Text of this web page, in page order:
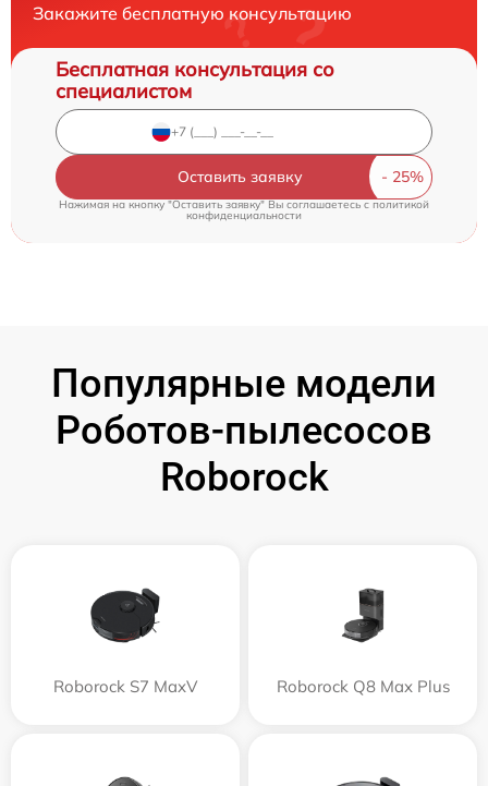
Закажите бесплатную консультацию
Бесплатная консультация со
специалистом
Оставить заявку
Нажимая на кнопку "Оставить заявку" Вы соглашаетесь cполитикой
конфиденциальности
Популярные модели
Роботов-пылесосов
Roborock
Roborock S7 MaxV Roborock Q8 Max Plus